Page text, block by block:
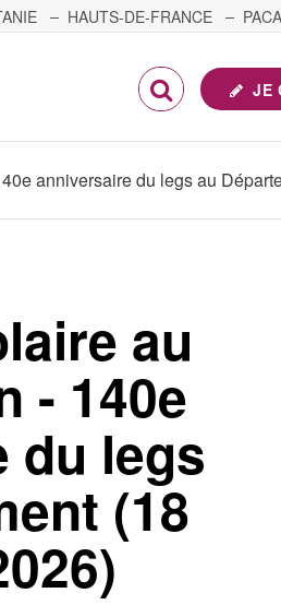
HAUTS-DE-FRANCE PACA
JE
anniversaire du legs au
au
- 140e
du legs
(18